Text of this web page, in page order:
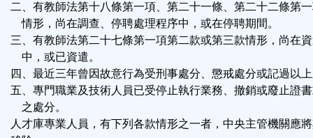
二、有教師法第十八條第一項、第二十一條、第二十二條第
情形，尚在調查、停聘處理程序中，或在停聘期間。
三、有教師法第二十七條第一項第二款或第三款情形，尚在
中，或已資遣。
四、最近三年曾因故意行為受刑事處分、懲戒處分或記過以
五、專門職業及技術人員已受停止執行業務、撤銷或廢止證
之處分。
人才庫專業人員，有下列各款情形之一者，中央主管機關應